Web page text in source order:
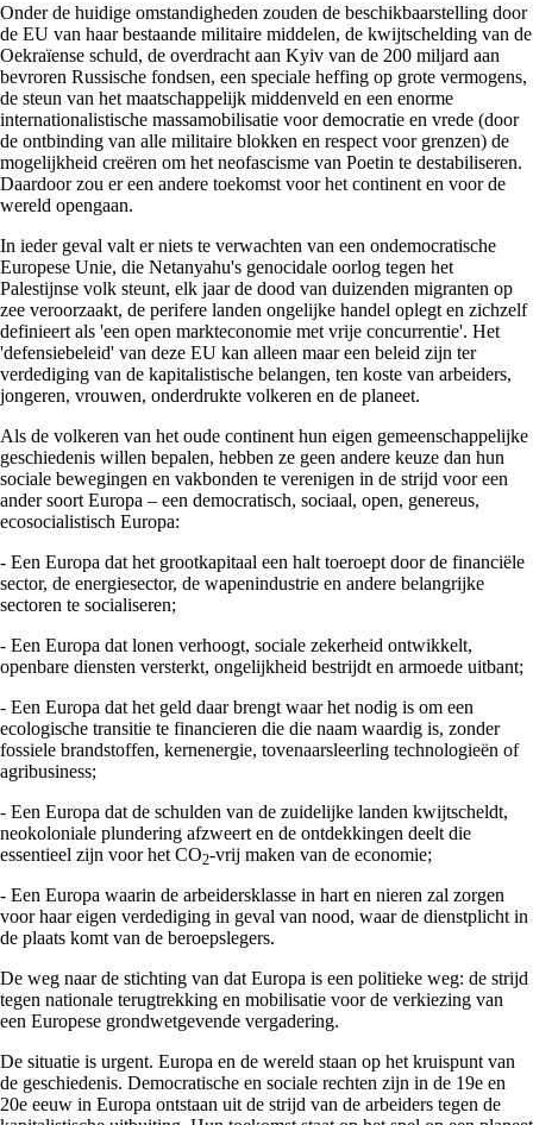
Onder de huidige omstandigheden zouden de beschikbaarstelling door
de EU van haar bestaande militaire middelen, de kwijtschelding van de
Oekraïense schuld, de overdracht aan Kyiv van de 200 miljard aan
bevroren Russische fondsen, een speciale heffing op grote vermogens,
de steun van het maatschappelijk middenveld en een enorme
internationalistische massamobilisatie voor democratie en vrede (door
de ontbinding van alle militaire blokken en respect voor grenzen) de
mogelijkheid creëren om het neofascisme van Poetin te destabiliseren.
Daardoor zou er een andere toekomst voor het continent en voor de
wereld opengaan.
In ieder geval valt er niets te verwachten van een ondemocratische
Europese Unie, die Netanyahu's genocidale oorlog tegen het
Palestijnse volk steunt, elk jaar de dood van duizenden migranten op
zee veroorzaakt, de perifere landen ongelijke handel oplegt en zichzelf
definieert als 'een open markteconomie met vrije concurrentie'. Het
'defensiebeleid' van deze EU kan alleen maar een beleid zijn ter
verdediging van de kapitalistische belangen, ten koste van arbeiders,
jongeren, vrouwen, onderdrukte volkeren en de planeet.
Als de volkeren van het oude continent hun eigen gemeenschappelijke
geschiedenis willen bepalen, hebben ze geen andere keuze dan hun
sociale bewegingen en vakbonden te verenigen in de strijd voor een
ander soort Europa – een democratisch, sociaal, open, genereus,
ecosocialistisch Europa:
- Een Europa dat het grootkapitaal een halt toeroept door de financiële
sector, de energiesector, de wapenindustrie en andere belangrijke
sectoren te socialiseren;
- Een Europa dat lonen verhoogt, sociale zekerheid ontwikkelt,
openbare diensten versterkt, ongelijkheid bestrijdt en armoede uitbant;
- Een Europa dat het geld daar brengt waar het nodig is om een
ecologische transitie te financieren die die naam waardig is, zonder
fossiele brandstoffen, kernenergie, tovenaarsleerling technologieën of
agribusiness;
- Een Europa dat de schulden van de zuidelijke landen kwijtscheldt,
neokoloniale plundering afzweert en de ontdekkingen deelt die
essentieel zijn voor het CO2-vrij maken van de economie;
- Een Europa waarin de arbeidersklasse in hart en nieren zal zorgen
voor haar eigen verdediging in geval van nood, waar de dienstplicht in
de plaats komt van de beroepslegers.
De weg naar de stichting van dat Europa is een politieke weg: de strijd
tegen nationale terugtrekking en mobilisatie voor de verkiezing van
een Europese grondwetgevende vergadering.
De situatie is urgent. Europa en de wereld staan op het kruispunt van
de geschiedenis. Democratische en sociale rechten zijn in de 19e en
20e eeuw in Europa ontstaan uit de strijd van de arbeiders tegen de